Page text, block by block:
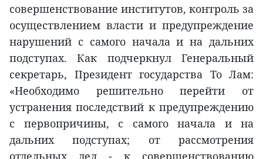
совершенствование институтов, контроль за
осуществлением власти и предупреждение
нарушений с самого начала и на дальних
подступах. Как подчеркнул Генеральный
секретарь, Президент государства То Лам:
«Необходимо решительно перейти от
устранения последствий к предупреждению
с первопричины, с самого начала и на
дальних подступах; от рассмотрения
отдельных дел - к совершенствованию